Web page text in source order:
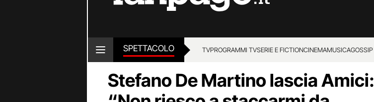
SPETTACOLO TVPROGRAMMI TVSERIE E FICTIONCINEMAMUSICAGOSSIP
Stefano De Martino lascia Amici: